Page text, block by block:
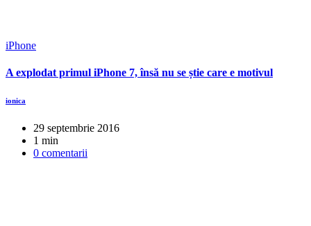
iPhone
A explodat primul iPhone 7, însă nu se știe care e motivul
ionica
29 septembrie 2016
1 min
0 comentarii